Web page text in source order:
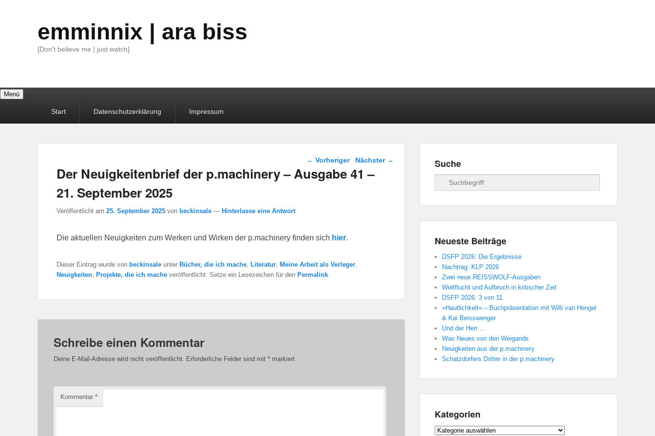
emminnix | ara biss
[Don't believe me | just watch]
Menü
Start Datenschutzerklärung Impressum
Beitragsnavigation
← Vorheriger Nächster →
Der Neuigkeitenbrief der p.machinery – Ausgabe 41 –
21. September 2025
Veröffentlicht am 25. September 2025 von beckinsale — Hinterlasse eine Antwort
Die aktuellen Neuigkeiten zum Werken und Wirken der p.machinery finden sich hier.
Dieser Eintrag wurde von beckinsale unter Bücher, die ich mache Literatur Meine Arbeit als Verleger
Neuigkeiten Projekte, die ich mache veröffentlicht. Setze ein Lesezeichen für den Permalink
Schreibe einen Kommentar
Deine E-Mail-Adresse wird nicht veröffentlicht. Erforderliche Felder sind mit * markiert
Kommentar *
Suche
Suchen
Neueste Beiträge
DSFP 2026: Die Ergebnisse
Nachtrag: KLP 2026
Zwei neue REISSWOLF-Ausgaben
Weltflucht und Aufbruch in kritischer Zeit
DSFP 2026: 3 von 11
»Hautlichkeit« – Buchpräsentation mit Willi van Hengel
& Kai Beisswenger
Und der Herr …
Was Neues von den Weigands
Neuigkeiten aus der p.machinery
Schatzdorfers Dritter in der p.machinery
Kategorien
Kategorien